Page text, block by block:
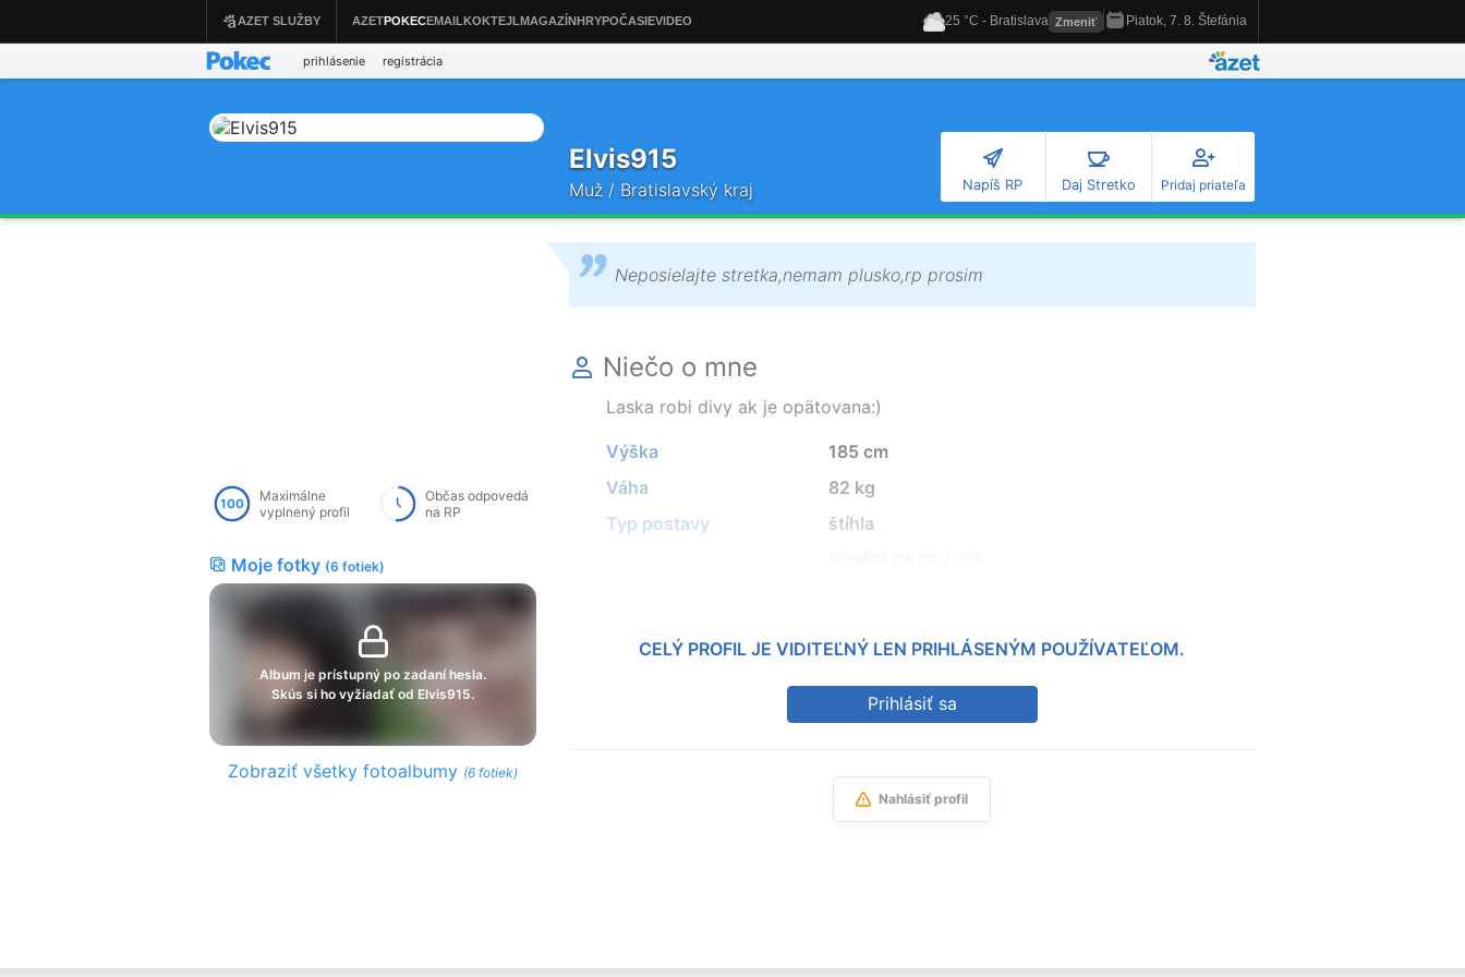
Elvis915
Muž / Bratislavský kraj Napíš RP Daj Stretko Pridaj priateľa
100
Maximálne
vyplnený profil
Občas odpovedá
na RP
Moje fotky (6 fotiek)
Album je prístupný po zadaní hesla.
Skús si ho vyžiadať od Elvis915.
Zobraziť všetky fotoalbumy (6 fotiek)
Neposielajte stretka,nemam plusko,rp prosim
Niečo o mne
Laska robi divy ak je opätovana:)
Výška
185 cm
Váha
82 kg
Typ postavy
štíhla
CELÝ PROFIL JE VIDITEĽNÝ LEN PRIHLÁSENÝM POUŽÍVATEĽOM.
Prihlásiť sa
Nahlásiť profil
prihlásenie registrácia